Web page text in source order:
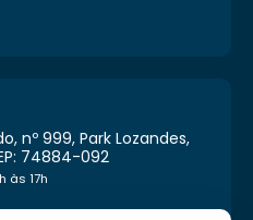
nº 999, Park Lozandes,
74884-092
às 17h